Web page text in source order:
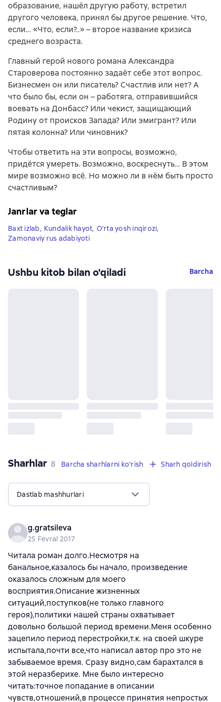
образование, нашёл другую работу, встретил
другого человека, принял бы другое решение. Что,
если… «Что, если?..» – второе название кризиса
среднего возраста.
Главный герой нового романа Александра
Староверова постоянно задаёт себе этот вопрос.
Бизнесмен он или писатель? Счастлив или нет? А
что было бы, если он – работяга, отправившийся
воевать на Донбасс? Или чекист, защищающий
Родину от происков Запада? Или эмигрант? Или
пятая колонна? Или чиновник?
Чтобы ответить на эти вопросы, возможно,
придётся умереть. Возможно, воскреснуть… В этом
мире возможно всё. Но можно ли в нём быть просто
счастливым?
Janrlar va teglar
Baxt izlab, Kundalik hayot, O‘rta yosh inqirozi,
Zamonaviy rus adabiyoti
Ushbu kitob bilan o'qiladi Barcha
Sharhlar 8 sharhlar
8 Barcha sharhlarni ko'rish Sharh qoldirish
Dastlab mashhurlari
g.gratsileva
25 Fevral 2017
Читала роман долго.Несмотря на
банальное,казалось бы начало, произведение
оказалось сложным для моего
восприятия.Описание жизненных
ситуаций,поступков(не только главного
героя),политики нашей страны охватывает
довольно большой период времени.Меня особенно
зацепило период перестройки,т.к. на своей шкуре
испытала,почти все,что написал автор про это не
забываемое время. Сразу видно,сам барахтался в
этой неразберихе. Мне было интересно
читать:точное попадание в описании
чувств,отношений,в процессе принятия непростых